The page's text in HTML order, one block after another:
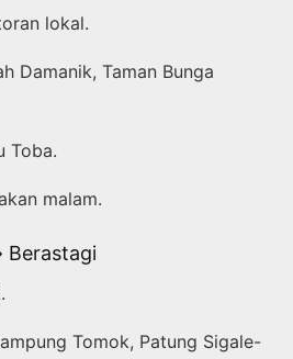
lokal.
Damanik, Taman Bunga
Toba.
malam.
Berastagi
Tomok, Patung Sigale-